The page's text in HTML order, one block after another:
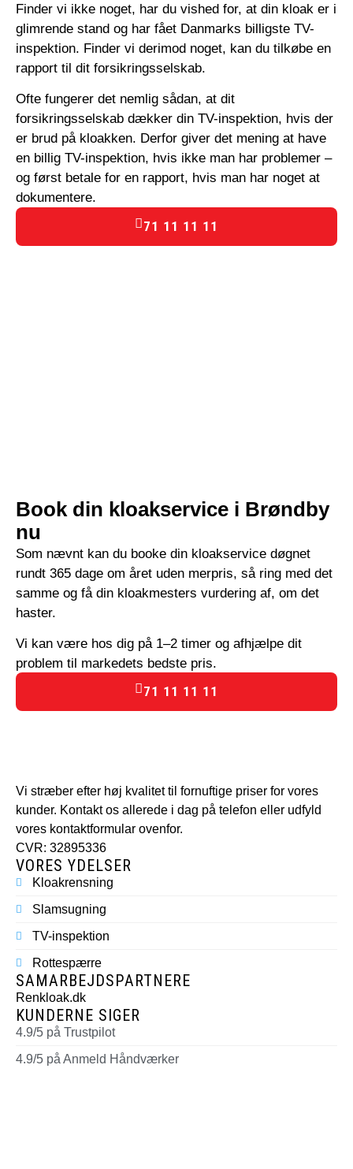
Finder vi ikke noget, har du vished for, at din kloak er i
glimrende stand og har fået Danmarks billigste TV-
inspektion. Finder vi derimod noget, kan du tilkøbe en
rapport til dit forsikringsselskab.
Ofte fungerer det nemlig sådan, at dit
forsikringsselskab dækker din TV-inspektion, hvis der
er brud på kloakken. Derfor giver det mening at have
en billig TV-inspektion, hvis ikke man har problemer –
og først betale for en rapport, hvis man har noget at
dokumentere.
71 11 11 11
Book din kloakservice i Brøndby
nu
Som nævnt kan du booke din kloakservice døgnet
rundt 365 dage om året uden merpris, så ring med det
samme og få din kloakmesters vurdering af, om det
haster.
Vi kan være hos dig på 1–2 timer og afhjælpe dit
problem til markedets bedste pris.
71 11 11 11
Vi stræber efter høj kvalitet til fornuftige priser for vores
kunder. Kontakt os allerede i dag på telefon eller udfyld
vores kontaktformular ovenfor.
CVR: 32895336
VORES YDELSER
Kloakrensning
Slamsugning
TV-inspektion
Rottespærre
SAMARBEJDSPARTNERE
Renkloak.dk
KUNDERNE SIGER
4.9/5 på Trustpilot
4.9/5 på Anmeld Håndværker